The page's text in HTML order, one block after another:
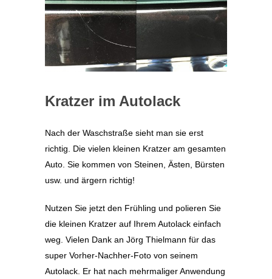
Kratzer im Autolack
Nach der Waschstraße sieht man sie erst
richtig. Die vielen kleinen Kratzer am gesamten
Auto. Sie kommen von Steinen, Ästen, Bürsten
usw. und ärgern richtig!
Nutzen Sie jetzt den Frühling und polieren Sie
die kleinen Kratzer auf Ihrem Autolack einfach
weg. Vielen Dank an Jörg Thielmann für das
super Vorher-Nachher-Foto von seinem
Autolack. Er hat nach mehrmaliger Anwendung